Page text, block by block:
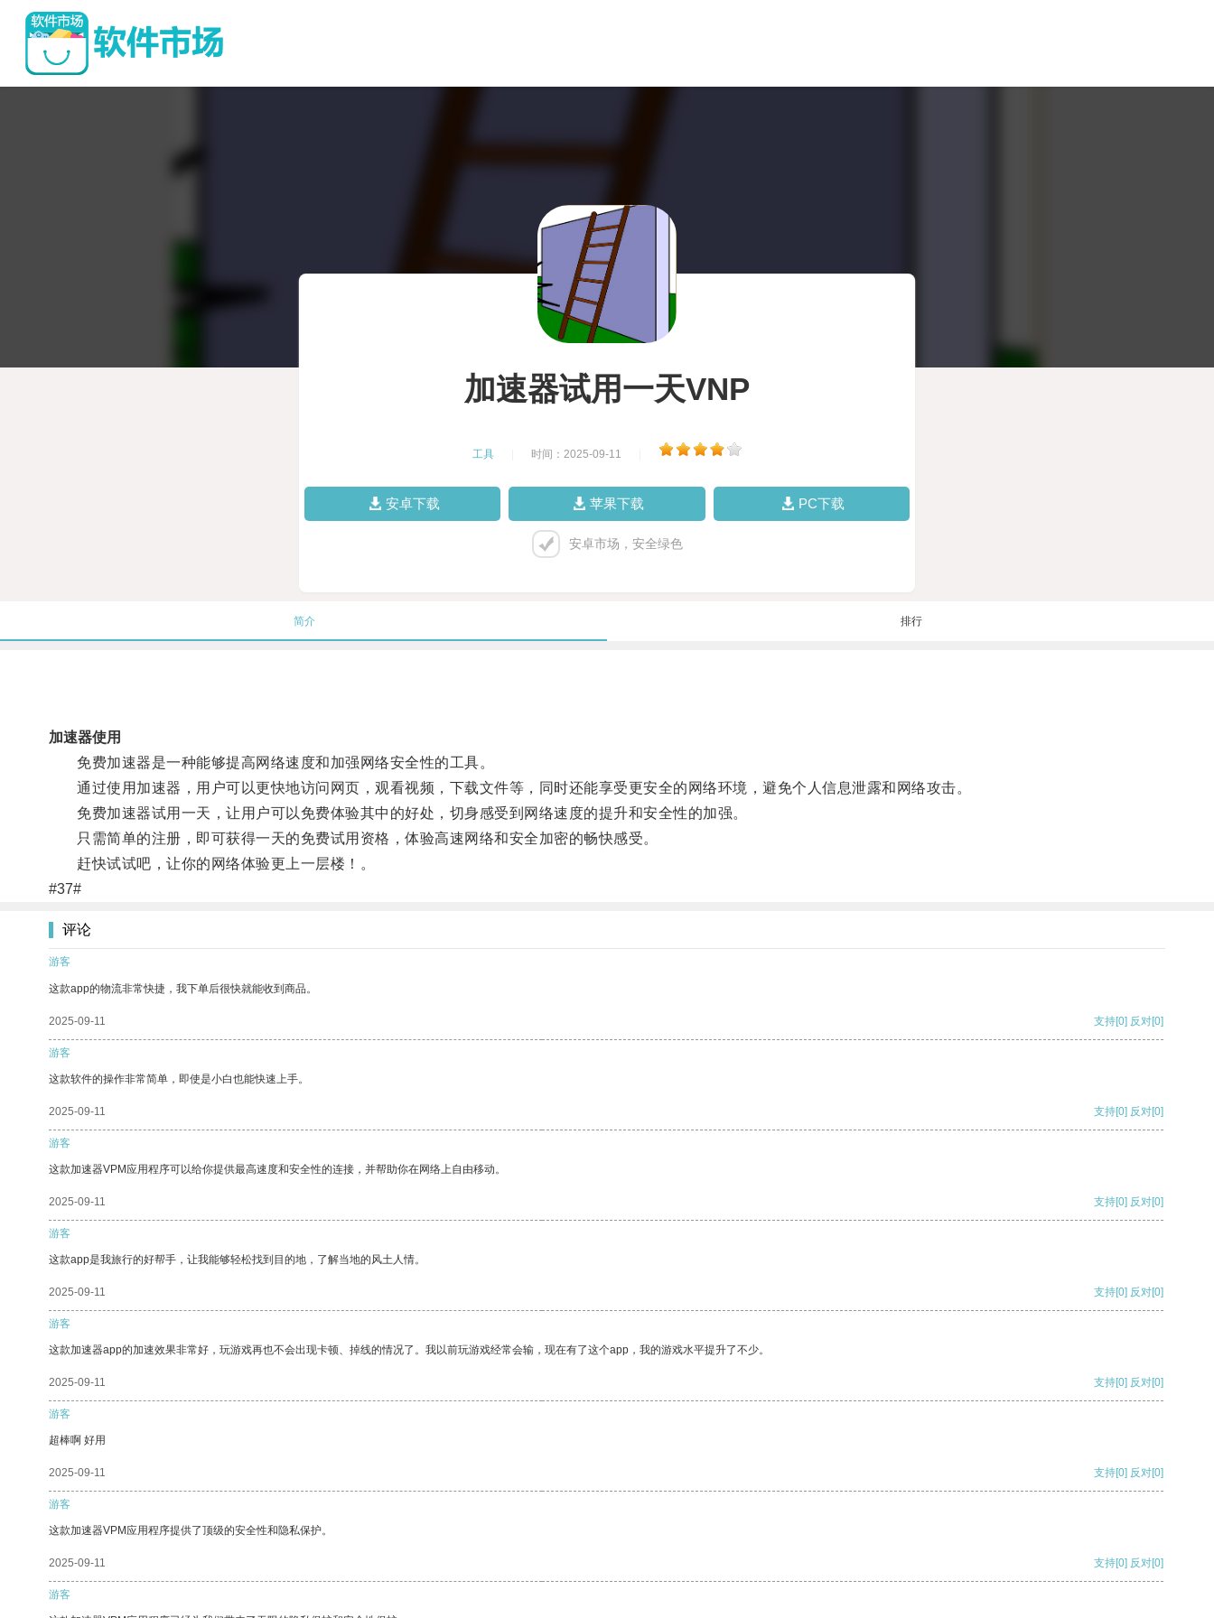
加速器试用一天VNP
工具 时间：2025-09-11
安卓下载 苹果下载 PC下载
安卓市场，安全绿色
简介 排行
加速器使用
免费加速器是一种能够提高网络速度和加强网络安全性的工具。
通过使用加速器，用户可以更快地访问网页，观看视频，下载文件等，同时还能享受更安全的网络环境，避免个人信息泄露和网络攻击。
免费加速器试用一天，让用户可以免费体验其中的好处，切身感受到网络速度的提升和安全性的加强。
只需简单的注册，即可获得一天的免费试用资格，体验高速网络和安全加密的畅快感受。
赶快试试吧，让你的网络体验更上一层楼！。
#37#
评论
游客
这款app的物流非常快捷，我下单后很快就能收到商品。
2025-09-11 支持[0] 反对[0]
游客
这款软件的操作非常简单，即使是小白也能快速上手。
2025-09-11 支持[0] 反对[0]
游客
这款加速器VPM应用程序可以给你提供最高速度和安全性的连接，并帮助你在网络上自由移动。
2025-09-11 支持[0] 反对[0]
游客
这款app是我旅行的好帮手，让我能够轻松找到目的地，了解当地的风土人情。
2025-09-11 支持[0] 反对[0]
游客
这款加速器app的加速效果非常好，玩游戏再也不会出现卡顿、掉线的情况了。我以前玩游戏经常会输，现在有了这个app，我的游戏水平提升了不少。
2025-09-11 支持[0] 反对[0]
游客
超棒啊 好用
2025-09-11 支持[0] 反对[0]
游客
这款加速器VPM应用程序提供了顶级的安全性和隐私保护。
2025-09-11 支持[0] 反对[0]
游客